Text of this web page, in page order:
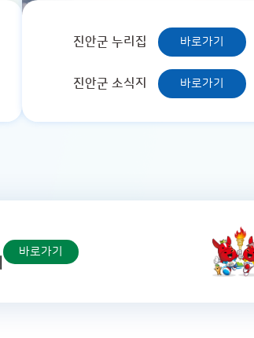
진안군 누리집 바로가기
진안군 소식지 바로가기
바로가기